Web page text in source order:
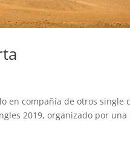
en compañía de otros single
2019, organizado por una